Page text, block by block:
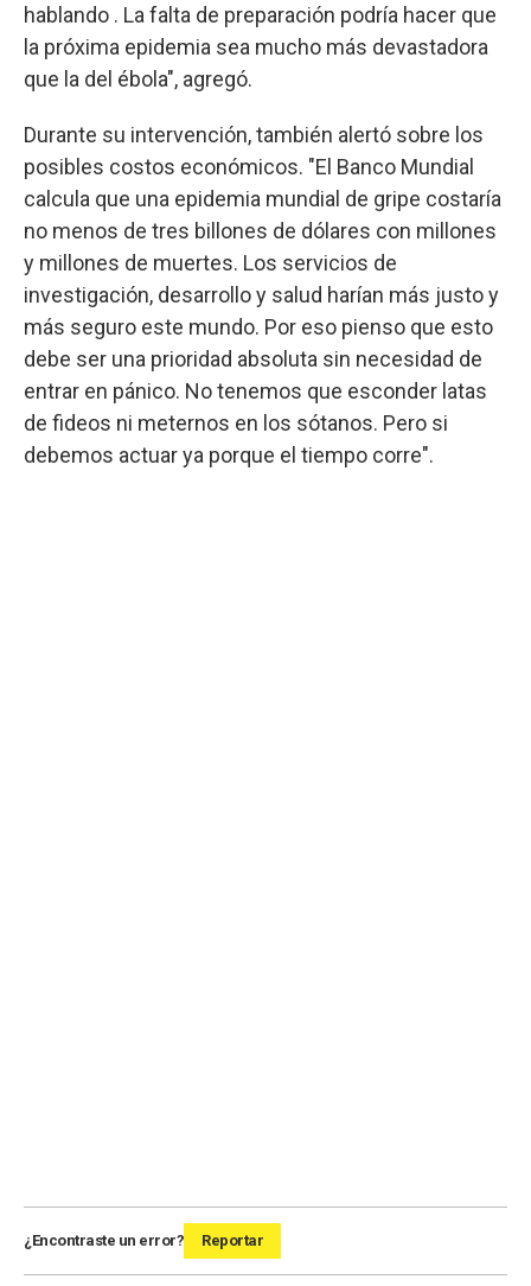
hablando . La falta de preparación podría hacer que
la próxima epidemia sea mucho más devastadora
que la del ébola", agregó.
Durante su intervención, también alertó sobre los
posibles costos económicos. "El Banco Mundial
calcula que una epidemia mundial de gripe costaría
no menos de tres billones de dólares con millones
y millones de muertes. Los servicios de
investigación, desarrollo y salud harían más justo y
más seguro este mundo. Por eso pienso que esto
debe ser una prioridad absoluta sin necesidad de
entrar en pánico. No tenemos que esconder latas
de fideos ni meternos en los sótanos. Pero si
debemos actuar ya porque el tiempo corre".
¿Encontraste un error? Reportar